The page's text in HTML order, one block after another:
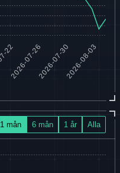
1 mån 6 mån 1 år Alla